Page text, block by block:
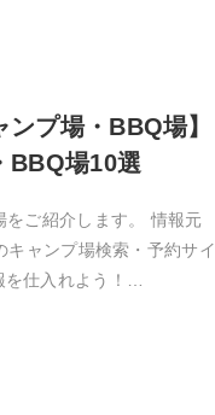
プ場・BBQ場】
BBQ場10選
ご紹介します。 情報元
ャンプ場検索・予約サイ
を仕入れよう！…